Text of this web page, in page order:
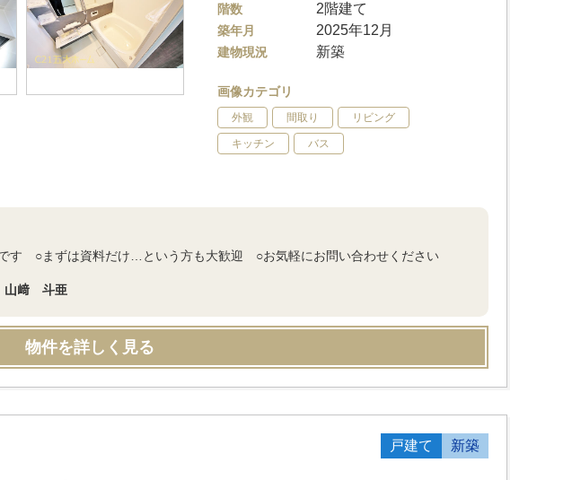
階数 2階建て
築年月 2025年12月
建物現況 新築
画像カテゴリ
外観 間取り リビング
キッチン バス
す ○まずは資料だけ…という方も大歓迎 ○お気軽にお問い合わせください
山﨑 斗亜
物件を詳しく見る
戸建て 新築